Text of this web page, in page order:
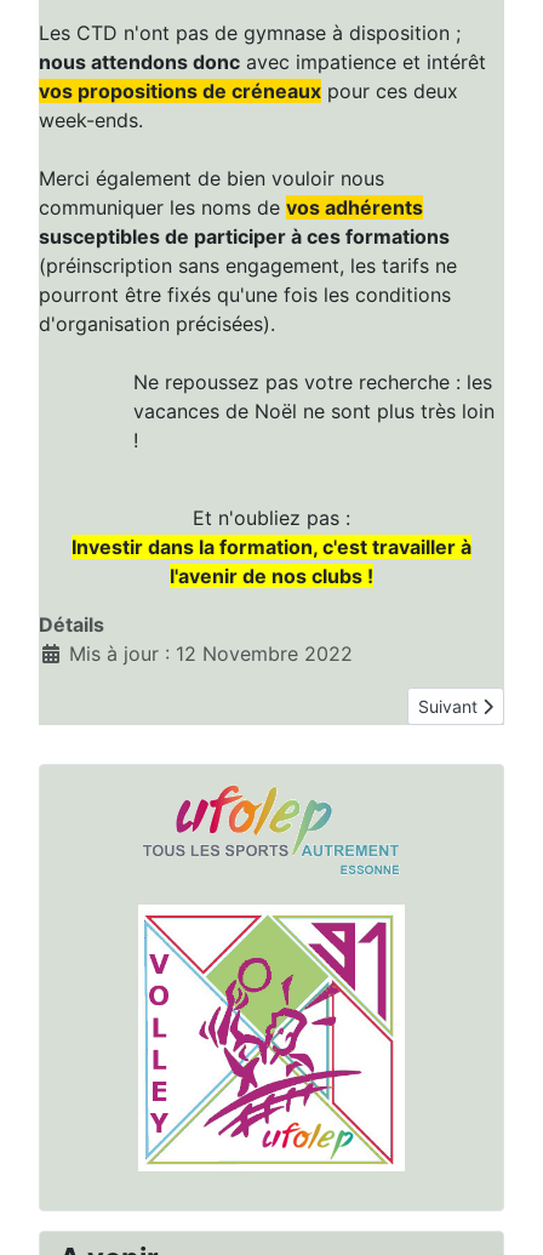
Les CTD n'ont pas de gymnase à disposition ;
nous attendons donc avec impatience et intérêt
vos propositions de créneaux pour ces deux
week-ends.
Merci également de bien vouloir nous
communiquer les noms de vos adhérents
susceptibles de participer à ces formations
(préinscription sans engagement, les tarifs ne
pourront être fixés qu'une fois les conditions
d'organisation précisées).
Ne repoussez pas votre recherche : les
vacances de Noël ne sont plus très loin
!
Et n'oubliez pas :
Investir dans la formation, c'est travailler à
l'avenir de nos clubs !
Détails
Mis à jour : 12 Novembre 2022
Article suivant
Suivant